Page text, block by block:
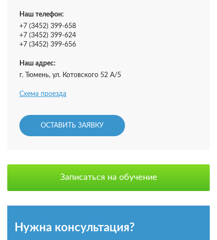
Наш телефон:
+7 (3452) 399-658
+7 (3452) 399-624
+7 (3452) 399-656
Наш адрес:
г. Тюмень, ул. Котовского 52 А/5
Схема проезда
ОСТАВИТЬ ЗАЯВКУ
Записаться на обучение
Нужна консультация?